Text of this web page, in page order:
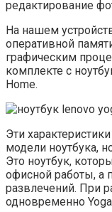
редактирование
На нашем
оперативной
графическим
комплекте с
Home.
Эти
модели ноутбука,
Это ноутбук,
офисной работы, а
развлечений. При
одновременно